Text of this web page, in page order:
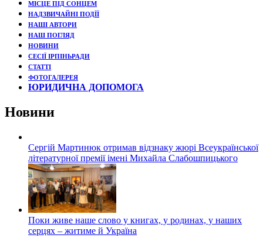
МІСЦЕ ПІД СОНЦЕМ
НАДЗВИЧАЙНІ ПОДЇЇ
НАШІ АВТОРИ
НАШ ПОГЛЯД
НОВИНИ
СЕСІЇ ІРПІНЬРАДИ
СТАТТІ
ФОТОГАЛЕРЕЯ
ЮРИДИЧНА ДОПОМОГА
Новини
Сергій Мартинюк отримав відзнаку жюрі Всеукраїнської
літературної премії імені Михайла Слабошпицького
Поки живе наше слово у книгах, у родинах, у наших
серцях – житиме й Україна